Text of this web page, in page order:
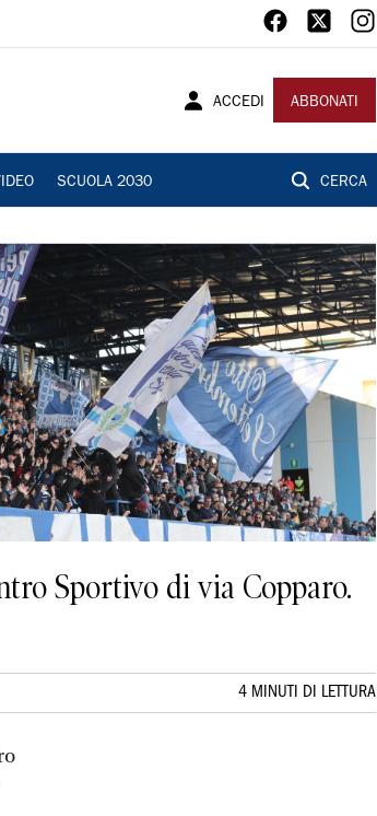
ACCEDI ABBONATI
SCUOLA 2030 CERCA
Sportivo di via Copparo.
4 MINUTI DI LETTURA